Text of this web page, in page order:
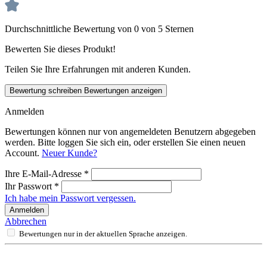
Durchschnittliche Bewertung von 0 von 5 Sternen
Bewerten Sie dieses Produkt!
Teilen Sie Ihre Erfahrungen mit anderen Kunden.
Bewertung schreiben Bewertungen anzeigen
Anmelden
Bewertungen können nur von angemeldeten Benutzern abgegeben
werden. Bitte loggen Sie sich ein, oder erstellen Sie einen neuen
Account. Neuer Kunde?
Ihre E-Mail-Adresse *
Ihr Passwort *
Ich habe mein Passwort vergessen.
Anmelden
Abbrechen
Bewertungen nur in der aktuellen Sprache anzeigen.